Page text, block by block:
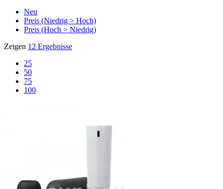
Neu
Preis (Niedrig > Hoch)
Preis (Hoch > Niedrig)
Zeigen 12 Ergebnisse
25
50
75
100